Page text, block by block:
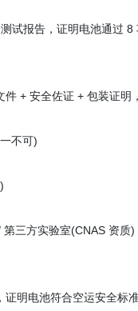
报告，证明电池通过 8
安全佐证 + 包装证明
不可)
方实验室(CNAS 资质)
明电池符合空运安全标